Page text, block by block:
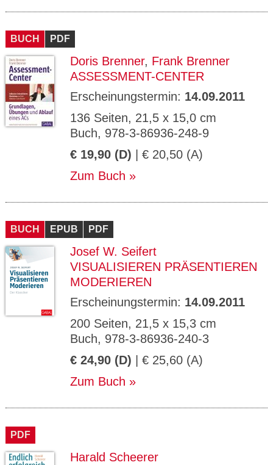
BUCH PDF
Doris Brenner, Frank Brenner
ASSESSMENT-CENTER
Erscheinungstermin: 14.09.2011
136 Seiten, 21,5 x 15,0 cm
Buch, 978-3-86936-248-9
€ 19,90 (D) | € 20,50 (A)
Zum Buch
BUCH EPUB PDF
Josef W. Seifert
VISUALISIEREN PRÄSENTIEREN
MODERIEREN
Erscheinungstermin: 14.09.2011
200 Seiten, 21,5 x 15,3 cm
Buch, 978-3-86936-240-3
€ 24,90 (D) | € 25,60 (A)
Zum Buch
PDF
Harald Scheerer